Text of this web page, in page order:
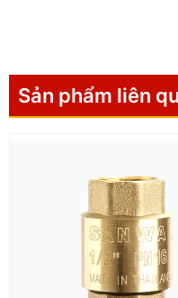
Tay van
3. Cấu Tạo
Van được cấu tạo từ các
Thân (Body)
Nắp (Bonnet)
Đĩa (Disc)
Trục (Stem)
Ốc đệm (Gland nut)
Sản phẩm liên